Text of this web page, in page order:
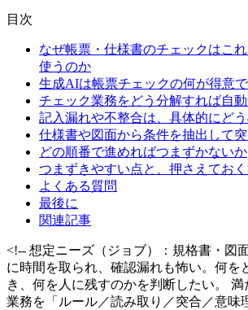
目次
なぜ帳票・仕様書のチェックはこ
使うのか
生成AIは帳票チェックの何が得意
チェック業務をどう分解すれば自
記入漏れや不整合は、具体的にど
仕様書や図面から条件を抽出して
どの順番で進めればつまずかないか
つまずきやすい点と、押さえてお
よくある質問
最後に
関連記事
<!-- 想定ニーズ（ジョブ）：規格書・図
に時間を取られ、確認漏れも怖い。何を
き、何を人に残すのかを判断したい。 満
業務を「ルール／読み取り／突合／意味